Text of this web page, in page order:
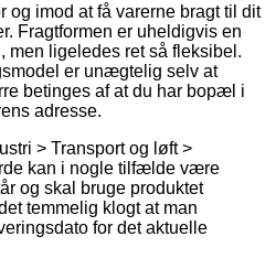
og imod at få varerne bragt til dit
Fragtformen er uheldigvis en
men ligeledes ret så fleksibel.
er unægtelig selv at
betinges af at du har bopæl i
adresse.
> Transport og løft >
kan i nogle tilfælde være
og skal bruge produktet
temmelig klogt at man
for det aktuelle